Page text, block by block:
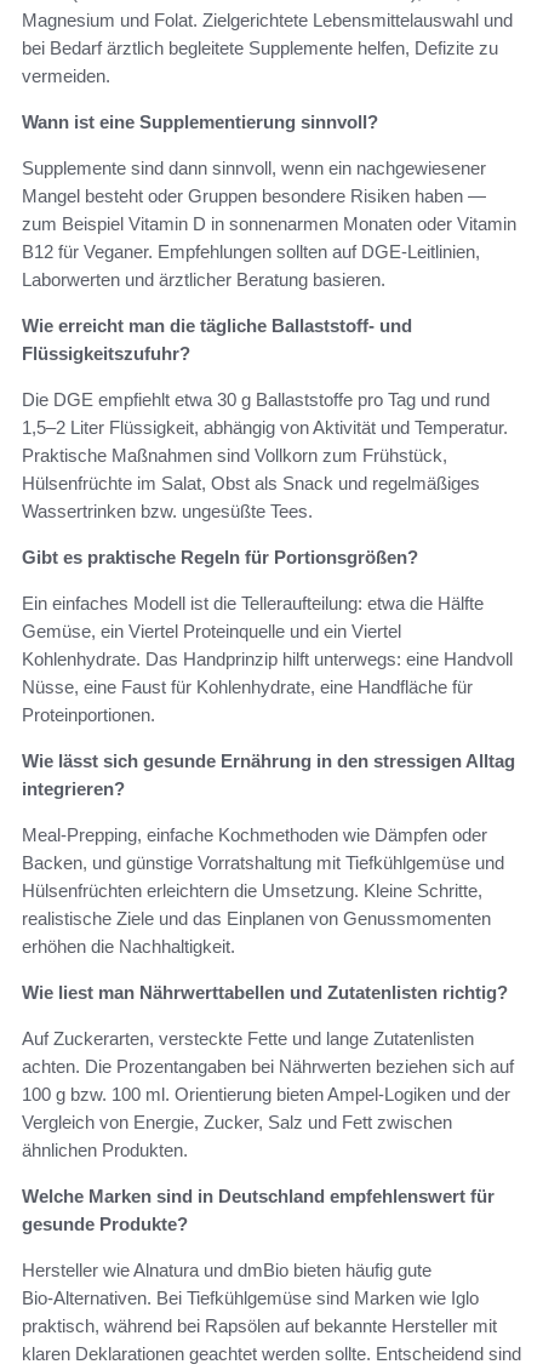
Magnesium und Folat. Zielgerichtete Lebensmittelauswahl und
bei Bedarf ärztlich begleitete Supplemente helfen, Defizite zu
vermeiden.
Wann ist eine Supplementierung sinnvoll?
Supplemente sind dann sinnvoll, wenn ein nachgewiesener
Mangel besteht oder Gruppen besondere Risiken haben —
zum Beispiel Vitamin D in sonnenarmen Monaten oder Vitamin
B12 für Veganer. Empfehlungen sollten auf DGE‑Leitlinien,
Laborwerten und ärztlicher Beratung basieren.
Wie erreicht man die tägliche Ballaststoff- und
Flüssigkeitszufuhr?
Die DGE empfiehlt etwa 30 g Ballaststoffe pro Tag und rund
1,5–2 Liter Flüssigkeit, abhängig von Aktivität und Temperatur.
Praktische Maßnahmen sind Vollkorn zum Frühstück,
Hülsenfrüchte im Salat, Obst als Snack und regelmäßiges
Wassertrinken bzw. ungesüßte Tees.
Gibt es praktische Regeln für Portionsgrößen?
Ein einfaches Modell ist die Telleraufteilung: etwa die Hälfte
Gemüse, ein Viertel Proteinquelle und ein Viertel
Kohlenhydrate. Das Handprinzip hilft unterwegs: eine Handvoll
Nüsse, eine Faust für Kohlenhydrate, eine Handfläche für
Proteinportionen.
Wie lässt sich gesunde Ernährung in den stressigen Alltag
integrieren?
Meal‑Prepping, einfache Kochmethoden wie Dämpfen oder
Backen, und günstige Vorratshaltung mit Tiefkühlgemüse und
Hülsenfrüchten erleichtern die Umsetzung. Kleine Schritte,
realistische Ziele und das Einplanen von Genussmomenten
erhöhen die Nachhaltigkeit.
Wie liest man Nährwerttabellen und Zutatenlisten richtig?
Auf Zuckerarten, versteckte Fette und lange Zutatenlisten
achten. Die Prozentangaben bei Nährwerten beziehen sich auf
100 g bzw. 100 ml. Orientierung bieten Ampel‑Logiken und der
Vergleich von Energie, Zucker, Salz und Fett zwischen
ähnlichen Produkten.
Welche Marken sind in Deutschland empfehlenswert für
gesunde Produkte?
Hersteller wie Alnatura und dmBio bieten häufig gute
Bio‑Alternativen. Bei Tiefkühlgemüse sind Marken wie Iglo
praktisch, während bei Rapsölen auf bekannte Hersteller mit
klaren Deklarationen geachtet werden sollte. Entscheidend sind